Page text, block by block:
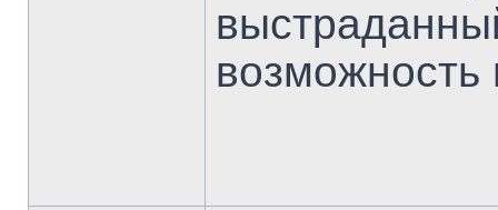
возможность